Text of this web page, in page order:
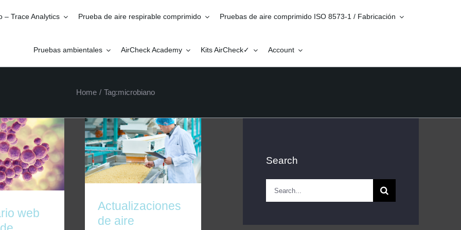
– Trace Analytics Prueba de aire respirable comprimido Pruebas de aire comprimido ISO 8573-1 / Fabricación
Pruebas ambientales AirCheck Academy Kits AirCheck✓ Account
Home / Tag:microbiano
IFSQN de
de 2020:
en
web
Actualizaciones de aire
comprimido SQF Edition
9
Actualizaciones
de aire
Search
Search
for: